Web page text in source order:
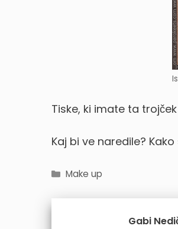
Tiske, ki imate ta
Kaj bi ve naredile?
Categories
Make up
Gabi